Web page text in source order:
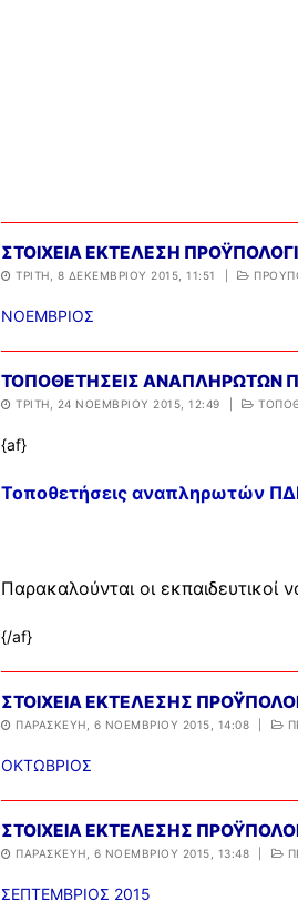
ΣΤΟΙΧΕΙΑ ΕΚΤΕΛΕΣΗ
ΤΡΊΤΗ, 8 ΔΕΚΕΜΒΡΊΟΥ 2015, 11:51
ΝΟΕΜΒΡΙΟΣ
ΤΟΠΟΘΕΤΗΣΕΙΣ ΑΝΑΠΛΗΡΩΤΩΝ
ΤΡΊΤΗ, 24 ΝΟΕΜΒΡΊΟΥ 2015, 12:49
{af}
Τοποθετήσεις αναπληρωτών
Παρακαλούνται οι
{/af}
ΣΤΟΙΧΕΙΑ ΕΚΤΕΛΕΣΗΣ
ΠΑΡΑΣΚΕΥΉ, 6 ΝΟΕΜΒΡΊΟΥ 2015, 14:08
ΟΚΤΩΒΡΙΟΣ
ΣΤΟΙΧΕΙΑ ΕΚΤΕΛΕΣΗΣ
ΠΑΡΑΣΚΕΥΉ, 6 ΝΟΕΜΒΡΊΟΥ 2015, 13:48
ΣΕΠΤΕΜΒΡΙΟΣ 2015